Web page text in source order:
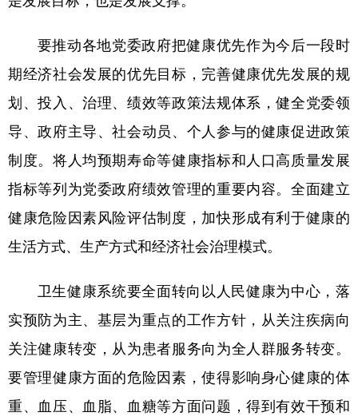
要推动各地党委政府把健康优先作为今后一段时
期经济社会发展的优先目标，完善健康优先发展的规
划、投入、治理、绩效等政策法规体系，健全党委领
导、政府主导、社会动员、个人参与的健康促进政策
制度。将人均预期寿命等健康指标和人口高质量发展
指标等列为党委政府绩效管理的重要内容。全面建立
健康危险因素风险评估制度，加快形成有利于健康的
生活方式、生产方式和经济社会治理模式。
卫生健康系统要全面转向以人民健康为中心，落
实预防为主、基层为重点的工作方针，从关注疾病向
关注健康转变，从为患者服务向为全人群服务转变。
要管理健康方面的危险因素，使得影响身心健康的体
重、血压、血脂、血糖等方面问题，得到有效干预和